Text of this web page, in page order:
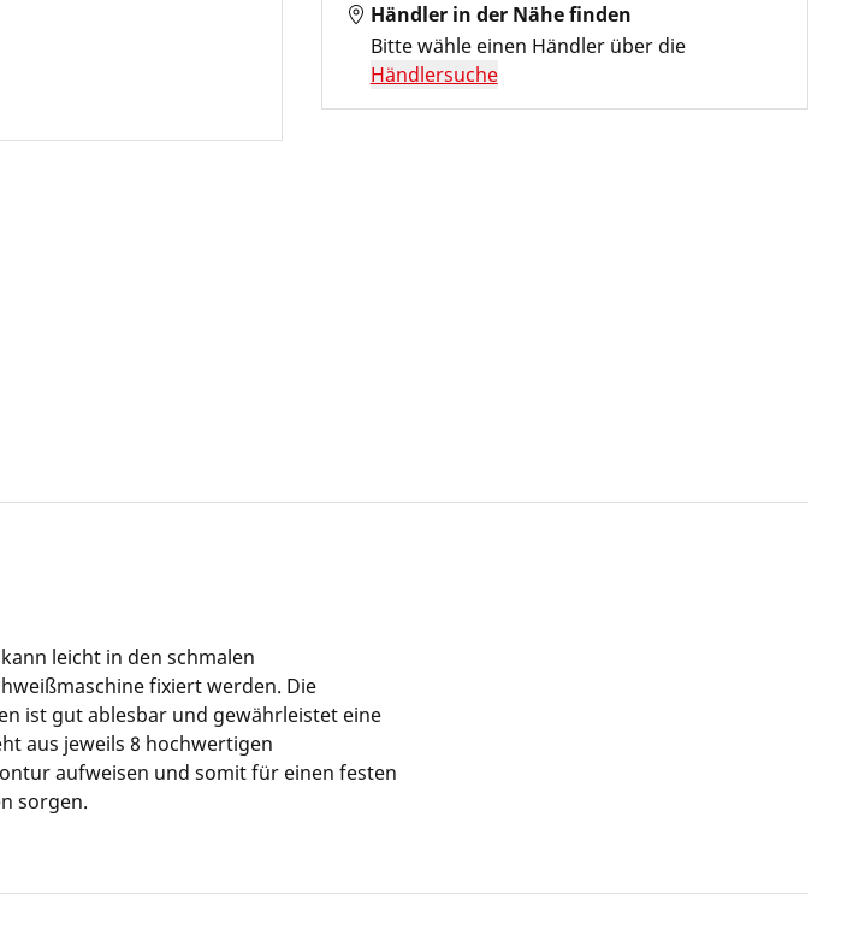
Händler in der Nähe finden
Bitte wähle einen Händler über die
Händlersuche
leicht in den schmalen
fixiert werden. Die
ist gut ablesbar und gewährleistet eine
aus jeweils 8 hochwertigen
aufweisen und somit für einen festen
sorgen.